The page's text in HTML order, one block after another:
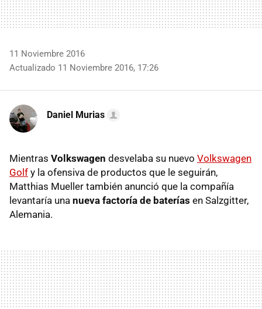
11 Noviembre 2016
Actualizado 11 Noviembre 2016, 17:26
Daniel Murias
Mientras Volkswagen desvelaba su nuevo Volkswagen
Golf y la ofensiva de productos que le seguirán,
Matthias Mueller también anunció que la compañía
levantaría una nueva factoría de baterías en Salzgitter,
Alemania.